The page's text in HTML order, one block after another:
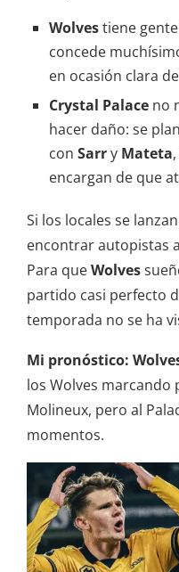
Wolvestiene
concede
en ocasión clara
Crystal Palace no
hacer daño: se
con Sarry Mateta
encargan de que
Si los locales se
encontrar autopistas
Para queWolves
partido casi perfecto
temporada no se ha
Mi pronóstico:
los Wolves
Molineux, pero al
momentos.